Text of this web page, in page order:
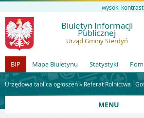
wysoki kontrast
Biuletyn Informacji
Publicznej
Urząd Gminy Sterdyń
BIP Mapa Biuletynu Statystyki
Urzędowa tablica ogłoszeń » Referat Rolnictwa i
MENU